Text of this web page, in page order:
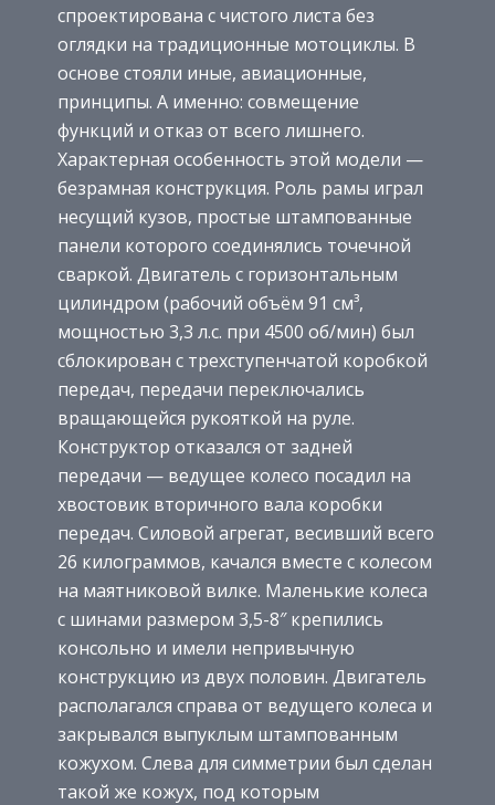
спроектирована с чистого листа без
оглядки на традиционные мотоциклы. В
основе стояли иные, авиационные,
принципы. А именно: совмещение
функций и отказ от всего лишнего.
Характерная особенность этой модели —
безрамная конструкция. Роль рамы играл
несущий кузов, простые штампованные
панели которого соединялись точечной
сваркой. Двигатель с горизонтальным
цилиндром (рабочий объём 91 см³,
мощностью 3,3 л.с. при 4500 об/мин) был
сблокирован с трехступенчатой коробкой
передач, передачи переключались
вращающейся рукояткой на руле.
Конструктор отказался от задней
передачи — ведущее колесо посадил на
хвостовик вторичного вала коробки
передач. Силовой агрегат, весивший всего
26 килограммов, качался вместе с колесом
на маятниковой вилке. Маленькие колеса
с шинами размером 3,5-8″ крепились
консольно и имели непривычную
конструкцию из двух половин. Двигатель
располагался справа от ведущего колеса и
закрывался выпуклым штампованным
кожухом. Слева для симметрии был сделан
такой же кожух, под которым